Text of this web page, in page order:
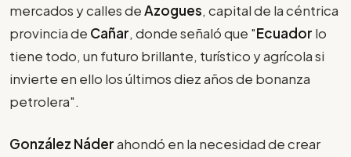
mercados y calles deAzogues, capital de la céntrica
provincia de Cañar, donde señaló que "Ecuador lo
tiene todo, un futuro brillante, turístico y agrícola si
invierte en ello los últimos diez años de bonanza
petrolera".
González Náderahondó en la necesidad de crear